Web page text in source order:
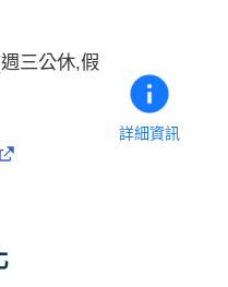
三公休,假
詳細資訊